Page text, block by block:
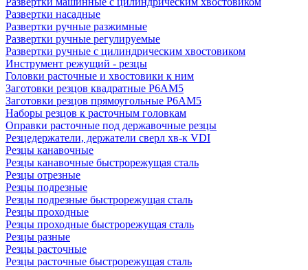
Развертки насадные
Развертки ручные разжимные
Развертки ручные регулируемые
Развертки ручные с цилиндрическим хвостовиком
Инструмент режущий - резцы
Головки расточные и хвостовики к ним
Заготовки резцов квадратные Р6АМ5
Заготовки резцов прямоугольные Р6АМ5
Наборы резцов к расточным головкам
Оправки расточные под державочные резцы
Резцедержатели, держатели сверл хв-к VDI
Резцы канавочные
Резцы канавочные быстрорежущая сталь
Резцы отрезные
Резцы подрезные
Резцы подрезные быстрорежущая сталь
Резцы проходные
Резцы проходные быстрорежущая сталь
Резцы разные
Резцы расточные
Резцы расточные быстрорежущая сталь